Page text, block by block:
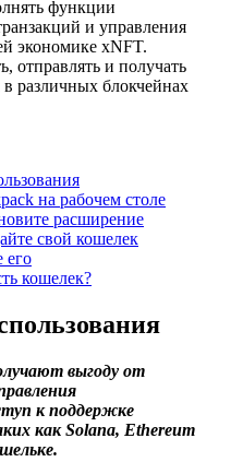
функции
и управления
экономике xNFT.
отправлять и получать
различных блокчейнах
на рабочем столе
расширение
свой кошелек
его
кошелек?
выгоду от
к поддержке
как Solana, Ethereum